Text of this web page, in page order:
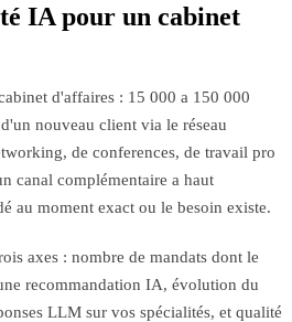
IA pour un cabinet
d'affaires : 15 000 a 150 000
nouveau client via le réseau
de conferences, de travail pro
canal complémentaire a haut
au moment exact ou le besoin existe.
axes : nombre de mandats dont le
recommandation IA, évolution du
LLM sur vos spécialités, et qualité